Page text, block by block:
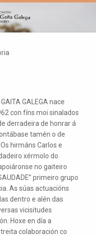
GALEGA nace
con fíns moi sinalados
derradeira de honrar á
tamén o de
hirmáns Carlos e
xérmolo do
no gaiteiro
primeiro grupo
As súas actuacións
dentro e alén das
vicisitudes
Hoxe en día a
colaboración co